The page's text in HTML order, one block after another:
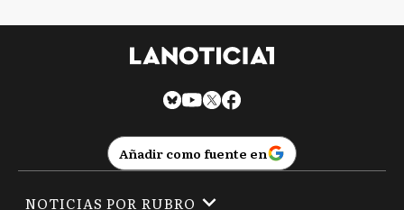
Añadir como fuente en
NOTICIAS POR RUBRO